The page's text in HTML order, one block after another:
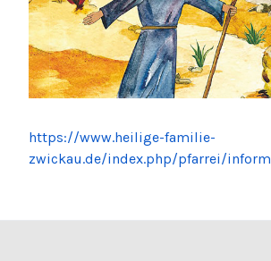
https://www.heilige-familie-
zwickau.de/index.php/pfarrei/